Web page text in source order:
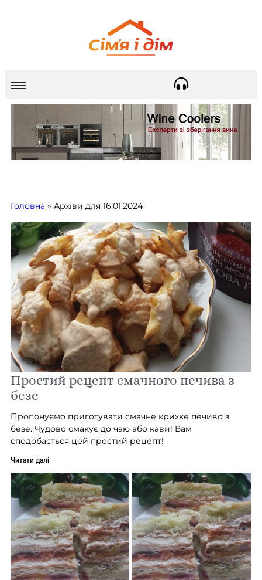
Головна » Архіви для 16.01.2024
Простий рецепт смачного печива з
безе
Пропонуємо приготувати смачне крихке печиво з
безе. Чудово смакує до чаю або кави! Вам
сподобається цей простий рецепт!
Читати далі